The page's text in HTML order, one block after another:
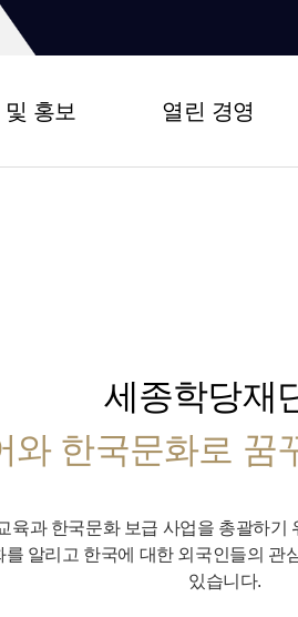
홍보 열린 경영
세종학당재
와 한국문화로 꿈
육과 한국문화 보급 사업을 총괄하
알리고 한국에 대한 외국인들의
있습니다.